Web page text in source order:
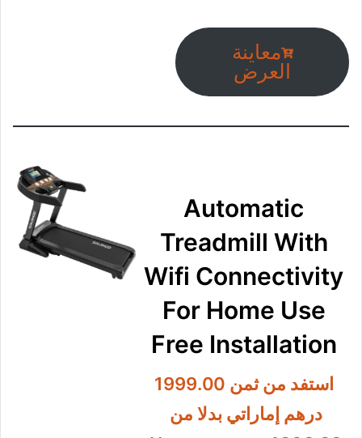
الجودة لمنع
العرق والانزلاق
بشكل فعال،
للانزلاق لتعزيز
الاحتكاك.
معاينة
العرض